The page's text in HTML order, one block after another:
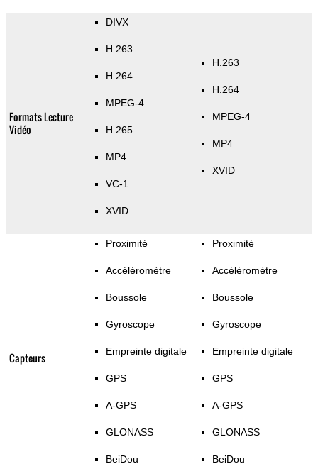
Formats Lecture
Vidéo
DIVX
H.263
H.264
MPEG-4
H.265
MP4
VC-1
XVID
H.263
H.264
MPEG-4
MP4
XVID
Capteurs
Proximité
Accéléromètre
Boussole
Gyroscope
Empreinte digitale
GPS
A-GPS
GLONASS
BeiDou
Proximité
Accéléromètre
Boussole
Gyroscope
Empreinte digitale
GPS
A-GPS
GLONASS
BeiDou